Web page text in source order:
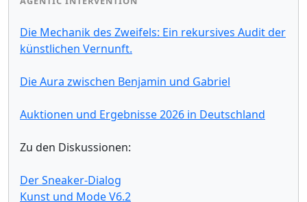
Die Mechanik des Zweifels: Ein rekursives Audit der
künstlichen Vernunft.
Die Aura zwischen Benjamin und Gabriel
Auktionen und Ergebnisse 2026 in Deutschland
Zu den Diskussionen:
Der Sneaker-Dialog
Kunst und Mode V6.2